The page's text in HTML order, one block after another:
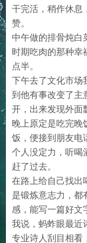
干完活，稍作休息
赞。
中午做的排骨炖白
时期吃肉的那种幸
点半。
下午去了文化市场
到他有事改变了主
开，出来发现外面
晚上原定是吃完晚
饭，便接到朋友电
个人没定力，听喝
赶了过去。
在路上给自己找出
是锻炼意志力，都
感，能写一篇好文
我说，蚂蚱眼最近
专业诗人刮目相看